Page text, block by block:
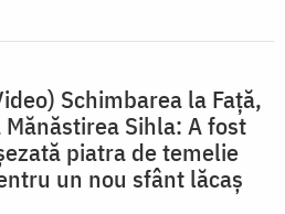
Schimbarea la Față,
Mănăstirea Sihla: A fost
piatra de temelie
un nou sfânt lăcaș